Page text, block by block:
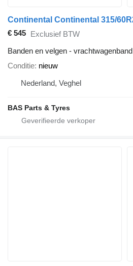
€ 545 Exclusief BTW
Banden en velgen - vrachtwagenband
Conditie nieuw
Nederland, Veghel
BAS Parts & Tyres